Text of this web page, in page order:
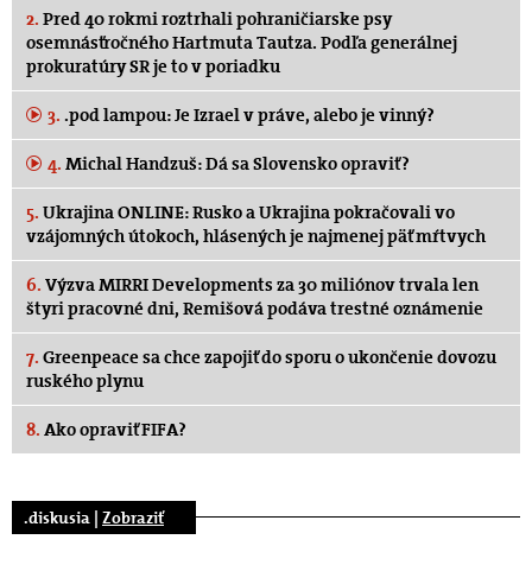
2. Pred 40 rokmi roztrhali pohraničiarske psy
osemnásťročného Hartmuta Tautza. Podľa generálnej
prokuratúry SR je to v poriadku
3. .pod lampou: Je Izrael v práve, alebo je vinný?
4. Michal Handzuš: Dá sa Slovensko opraviť?
5. Ukrajina ONLINE: Rusko a Ukrajina pokračovali vo
vzájomných útokoch, hlásených je najmenej päť mŕtvych
6. Výzva MIRRI Developments za 30 miliónov trvala len
štyri pracovné dni, Remišová podáva trestné oznámenie
7. Greenpeace sa chce zapojiť do sporu o ukončenie dovozu
ruského plynu
8. Ako opraviť FIFA?
.diskusia | Zobraziť